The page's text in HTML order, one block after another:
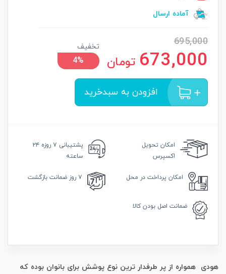
آماده ارسال
695,000
673,000 تومان
تخفیف
4%
افزودن به سبدخرید
امکان تحویل
اکسپرس
پشتیبانی
۷ روزه ۲۴
ساعته
امکان پرداخت در محل ۷ روز ضمانت بازگشت
ضمانت اصل بودن کالا
هودی همواره از پر طرفدار ترین نوع پوشش برای بانوان بوده که